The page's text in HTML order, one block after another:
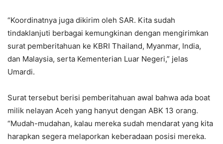
“Koordinatnya juga dikirim oleh SAR. Kita sudah
tindaklanjuti berbagai kemungkinan dengan mengirimkan
surat pemberitahuan ke KBRI Thailand, Myanmar, India,
dan Malaysia, serta Kementerian Luar Negeri,” jelas
Umardi.
Surat tersebut berisi pemberitahuan awal bahwa ada boat
milik nelayan Aceh yang hanyut dengan ABK 13 orang.
“Mudah-mudahan, kalau mereka sudah mendarat yang kita
harapkan segera melaporkan keberadaan posisi mereka.